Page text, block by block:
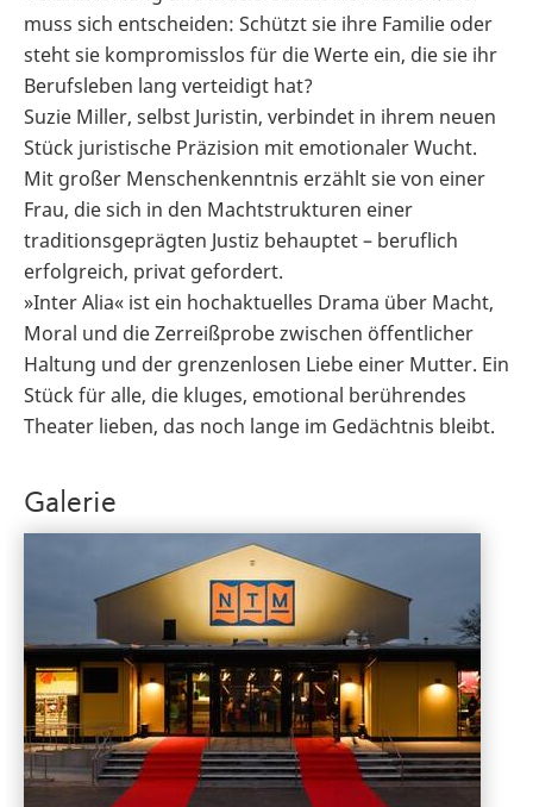
muss sich entscheiden: Schützt sie ihre Familie oder
steht sie kompromisslos für die Werte ein, die sie ihr
Berufsleben lang verteidigt hat?
Suzie Miller, selbst Juristin, verbindet in ihrem neuen
Stück juristische Präzision mit emotionaler Wucht.
Mit großer Menschenkenntnis erzählt sie von einer
Frau, die sich in den Machtstrukturen einer
traditionsgeprägten Justiz behauptet – beruflich
erfolgreich, privat gefordert.
»Inter Alia« ist ein hochaktuelles Drama über Macht,
Moral und die Zerreißprobe zwischen öffentlicher
Haltung und der grenzenlosen Liebe einer Mutter. Ein
Stück für alle, die kluges, emotional berührendes
Theater lieben, das noch lange im Gedächtnis bleibt.
Galerie